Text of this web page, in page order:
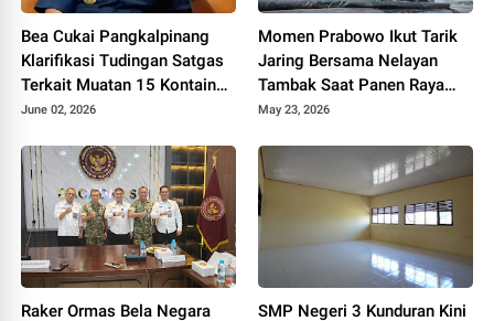
Bea Cukai Pangkalpinang
Klarifikasi Tudingan Satgas
Terkait Muatan 15 Kontainer
PT PMM: Sudah Layak
June 02, 2026
Momen Prabowo Ikut Tarik
Jaring Bersama Nelayan
Tambak Saat Panen Raya
Udang di Kebumen
May 23, 2026
Raker Ormas Bela Negara
SMP Negeri 3 Kunduran Kini